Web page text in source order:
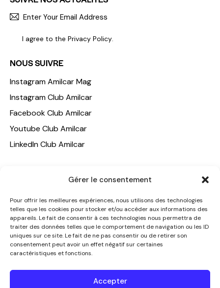
Gérer le consentement
Pour offrir les meilleures expériences, nous utilisons des technologies
telles que les cookies pour stocker et/ou accéder aux informations des
appareils. Le fait de consentir à ces technologies nous permettra de
traiter des données telles que le comportement de navigation ou les ID
uniques sur ce site. Le fait de ne pas consentir ou de retirer son
consentement peut avoir un effet négatif sur certaines
caractéristiques et fonctions.
Accepter
I agree to the Privacy Policy
NOUS SUIVRE
Instagram Amilcar Mag
Instagram Club Amilcar
Facebook Club Amilcar
Youtube Club Amilcar
LinkedIn Club Amilcar
AMILCAR TRAVEL CLUB
CLUB AMILCAR, Club d'affaires international
AGENCE MEDIANE
CONTACT
NOUS CONTACTER